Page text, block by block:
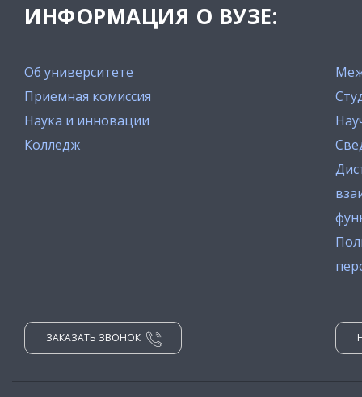
ИНФОРМАЦИЯ О ВУЗЕ:
Об университете
Приемная комиссия
Наука и инновации
Колледж
ЗАКАЗАТЬ ЗВОНОК